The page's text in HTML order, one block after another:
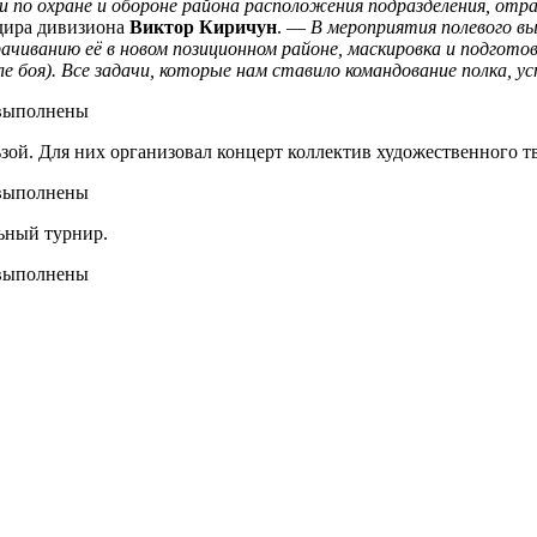
охране и обороне района расположения подразделения,
дивизиона Виктор Киричун. — В мероприятия полевого
её в новом позиционном районе, маскировка и
боя). Все задачи, которые нам ставило командование полка,
Для них организовал концерт коллектив художественного
турнир.